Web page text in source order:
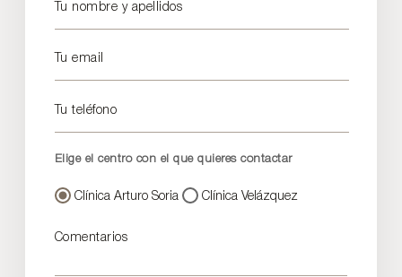
Tu nombre y apellidos
Tu email
Tu teléfono
Elige el centro con el que quieres contactar
Clínica Arturo Soria Clínica Velázquez
Comentarios